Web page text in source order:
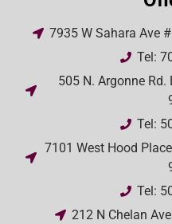
7935 W Sahara Ave
Tel:
505 N. Argonne Rd.
Tel:
7101 West Hood
Tel:
212 N Chelan